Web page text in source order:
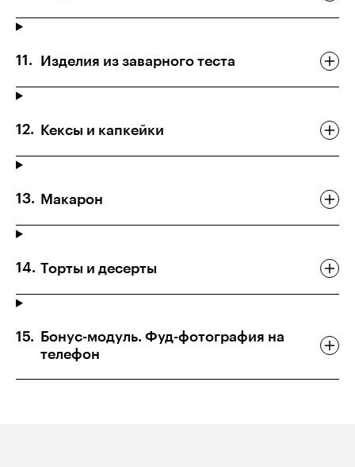
Изделия из заварного теста
Кексы и капкейки
Макарон
Торты и десерты
Бонус-модуль. Фуд-фотография на
телефон